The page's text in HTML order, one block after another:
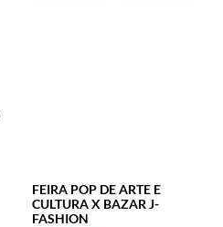
FEIRA POP DE ARTE E
CULTURA X BAZAR J-
FASHION